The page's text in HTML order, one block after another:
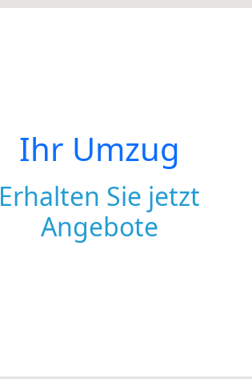
Ihr Umzug
Erhalten Sie jetzt
Angebote